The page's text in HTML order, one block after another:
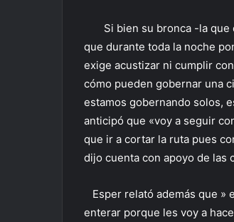
Si bien su bronca -la que
que durante toda la noche
exige acustizar ni cumplir
cómo pueden gobernar una
estamos gobernando solos,
anticipó que «voy a seguir
que ir a cortar la ruta pues
dijo cuenta con apoyo de las
Esper relató además que »
enterar porque les voy a